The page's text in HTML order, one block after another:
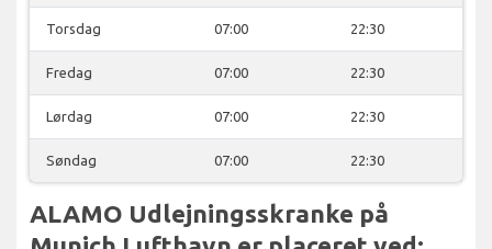
Torsdag 07:00 22:30
Fredag 07:00 22:30
Lørdag 07:00 22:30
Søndag 07:00 22:30
ALAMO Udlejningsskranke på